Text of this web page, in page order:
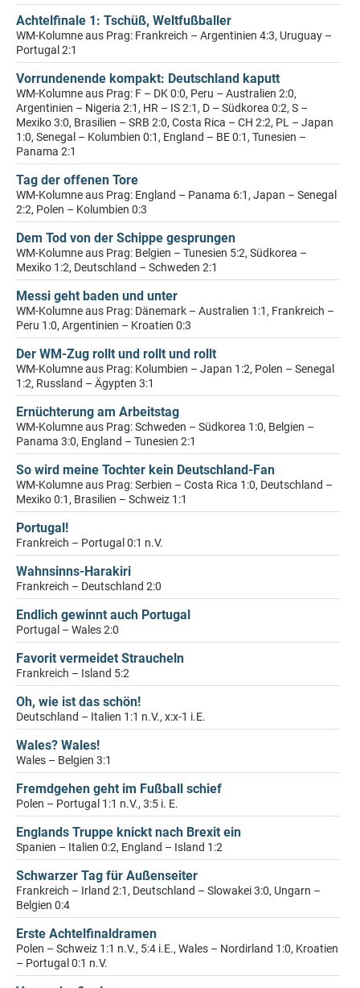
Achtelfinale 1: Tschüß, Weltfußballer
WM-Kolumne aus Prag: Frankreich – Argentinien 4:3, Uruguay –
Portugal 2:1
Vorrundenende kompakt: Deutschland kaputt
WM-Kolumne aus Prag: F – DK 0:0, Peru – Australien 2:0,
Argentinien – Nigeria 2:1, HR – IS 2:1, D – Südkorea 0:2, S –
Mexiko 3:0, Brasilien – SRB 2:0, Costa Rica – CH 2:2, PL – Japan
1:0, Senegal – Kolumbien 0:1, England – BE 0:1, Tunesien –
Panama 2:1
Tag der offenen Tore
WM-Kolumne aus Prag: England – Panama 6:1, Japan – Senegal
2:2, Polen – Kolumbien 0:3
Dem Tod von der Schippe gesprungen
WM-Kolumne aus Prag: Belgien – Tunesien 5:2, Südkorea –
Mexiko 1:2, Deutschland – Schweden 2:1
Messi geht baden und unter
WM-Kolumne aus Prag: Dänemark – Australien 1:1, Frankreich –
Peru 1:0, Argentinien – Kroatien 0:3
Der WM-Zug rollt und rollt und rollt
WM-Kolumne aus Prag: Kolumbien – Japan 1:2, Polen – Senegal
1:2, Russland – Ägypten 3:1
Ernüchterung am Arbeitstag
WM-Kolumne aus Prag: Schweden – Südkorea 1:0, Belgien –
Panama 3:0, England – Tunesien 2:1
So wird meine Tochter kein Deutschland-Fan
WM-Kolumne aus Prag: Serbien – Costa Rica 1:0, Deutschland –
Mexiko 0:1, Brasilien – Schweiz 1:1
Portugal!
Frankreich – Portugal 0:1 n.V.
Wahnsinns-Harakiri
Frankreich – Deutschland 2:0
Endlich gewinnt auch Portugal
Portugal – Wales 2:0
Favorit vermeidet Straucheln
Frankreich – Island 5:2
Oh, wie ist das schön!
Deutschland – Italien 1:1 n.V., x:x-1 i.E.
Wales? Wales!
Wales – Belgien 3:1
Fremdgehen geht im Fußball schief
Polen – Portugal 1:1 n.V., 3:5 i. E.
Englands Truppe knickt nach Brexit ein
Spanien – Italien 0:2, England – Island 1:2
Schwarzer Tag für Außenseiter
Frankreich – Irland 2:1, Deutschland – Slowakei 3:0, Ungarn –
Belgien 0:4
Erste Achtelfinaldramen
Polen – Schweiz 1:1 n.V., 5:4 i.E., Wales – Nordirland 1:0, Kroatien
– Portugal 0:1 n.V.